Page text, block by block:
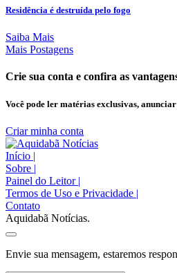
Residência é destruída pelo fogo
Saiba Mais
Mais Postagens
Crie sua conta e confira as
Você pode ler matérias exclusivas,
Criar minha conta
Início |
Sobre |
Painel do Leitor |
Termos de Uso e Privacidade |
Contato
Aquidabã Notícias.
Envie sua mensagem, estaremos